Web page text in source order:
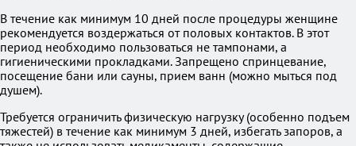
В течение как минимум 10 дней после процедуры женщине
рекомендуется воздержаться от половых контактов. В этот
период необходимо пользоваться не тампонами, а
гигиеническими прокладками. Запрещено спринцевание,
посещение бани или сауны, прием ванн (можно мыться под
душем).
Требуется ограничить физическую нагрузку (особенно подъем
тяжестей) в течение как минимум 3 дней, избегать запоров, а